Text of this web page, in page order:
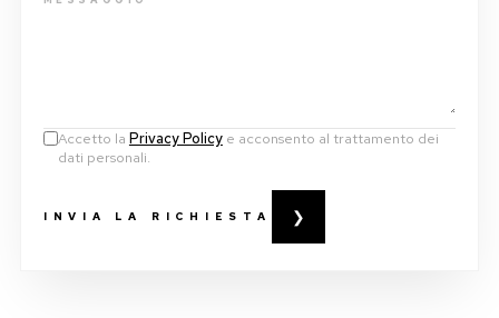
Accetto la Privacy Policye acconsento al trattamento dei
dati personali.
INVIA LA RICHIESTA ❯